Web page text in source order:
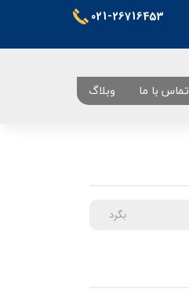
021-26716453
تماس با ما وبلاگ
بگرد